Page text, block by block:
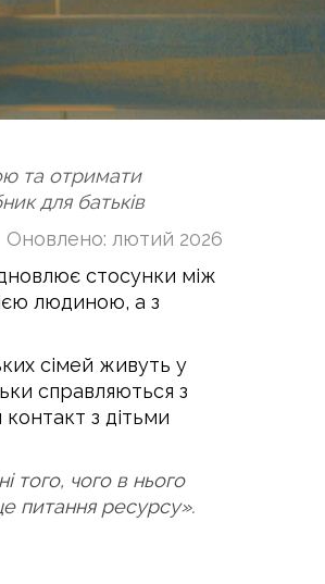
та отримати
для батьків
Оновлено: лютий 2026
стосунки між
людиною, а з
сімей живуть у
справляються з
з дітьми
того, чого в нього
питання ресурсу».